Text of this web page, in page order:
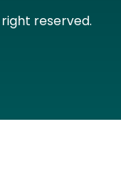
reserved.